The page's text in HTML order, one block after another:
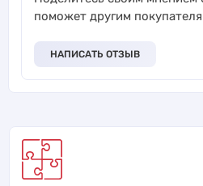
поможет другим
НАПИСАТЬ ОТЗЫВ